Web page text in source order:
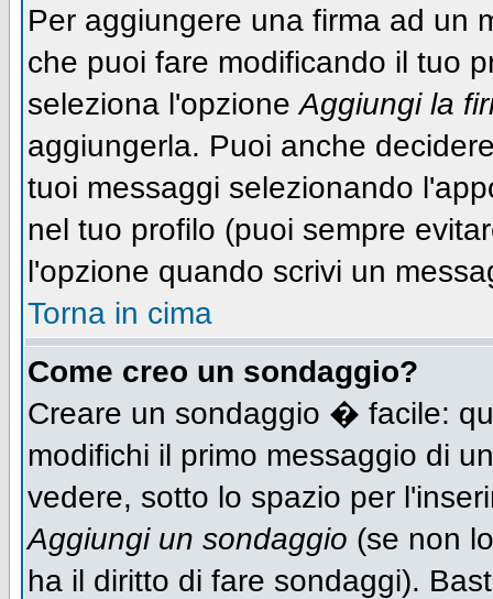
Per aggiungere una firma ad un
che puoi fare modificando il tuo
seleziona l'opzioneAggiungi la
aggiungerla. Puoi anche
tuoi messaggi selezionando
nel tuo profilo (puoi sempre
l'opzione quando scrivi un
Torna in cima
Come creo un sondaggio?
Creare un sondaggio � facile:
modifichi il primo messaggio di
vedere, sotto lo spazio per
Aggiungi un sondaggio (se non
ha il diritto di fare sondaggi).